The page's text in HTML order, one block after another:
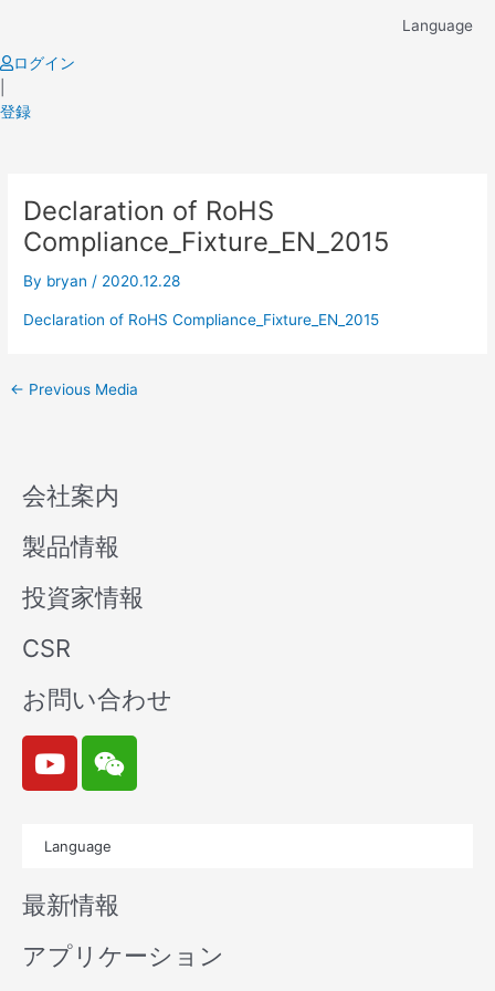
content
Language
ログイン
登録
Declaration of RoHS
Compliance_Fixture_EN_2015
By bryan / 2020.12.28
Declaration of RoHS Compliance_Fixture_EN_2015
navigation
← Previous Media
会社案内
製品情報
投資家情報
CSR
お問い合わせ
Y
o
u
b
e
W
e
i
n
Language
最新情報
アプリケーション